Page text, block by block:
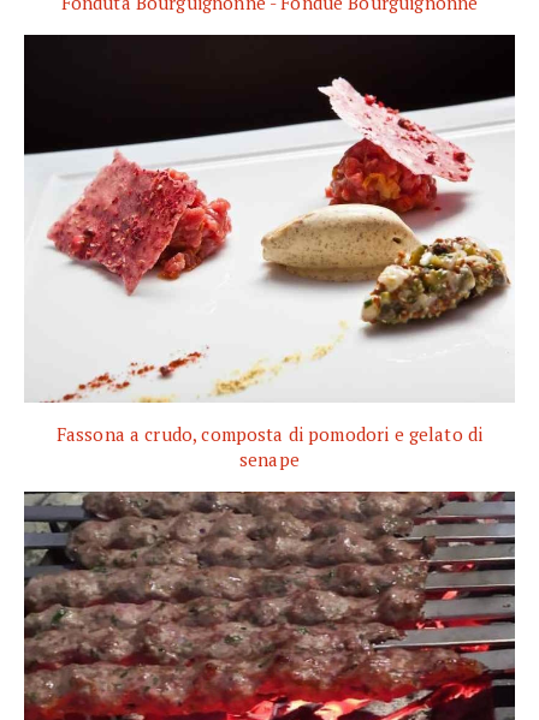
Fassona a crudo, composta di pomodori e gelato di
senape